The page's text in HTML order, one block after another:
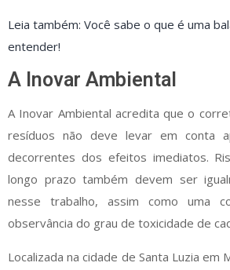
Leia também: Você sabe o que é uma
entender!
A Inovar Ambiental
A Inovar Ambiental acredita que o
resíduos não deve levar em conta
decorrentes dos efeitos imediatos.
longo prazo também devem ser
nesse trabalho, assim como uma
observância do grau de toxicidade de
Localizada na cidade de Santa Luzia em